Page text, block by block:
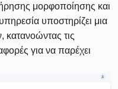
μορφοποίησης και
υποστηρίζει μια
τις
για να παρέχει